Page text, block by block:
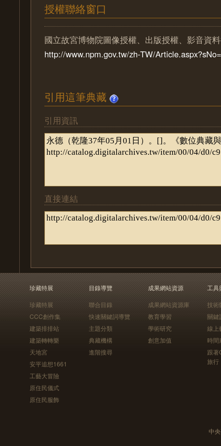
授權聯絡窗口
國立故宮博物院圖像授權、出版授權、影音資
http://www.npm.gov.tw/zh-TW/
引用這筆典藏
引用資訊
直接連結
珍藏特展
珍藏特展
CCC創作集
建築排排站
建築轉轉樂
天地宮
安平追想1661
工藝大冒險
原住民儀式
原住民服飾
目錄導覽
聯合目錄
快速關鍵詞導覽
主題分類
典藏機構
進階搜尋
成果網站資源
成果網站資源庫
教育學習
學術研究
創意加值
工具
技術
關鍵
線上
時間
跟
旅行
中